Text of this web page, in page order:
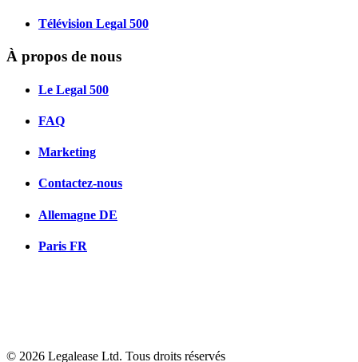
Télévision Legal 500
À propos de nous
Le Legal 500
FAQ
Marketing
Contactez-nous
Allemagne DE
Paris FR
© 2026 Legalease Ltd. Tous droits réservés